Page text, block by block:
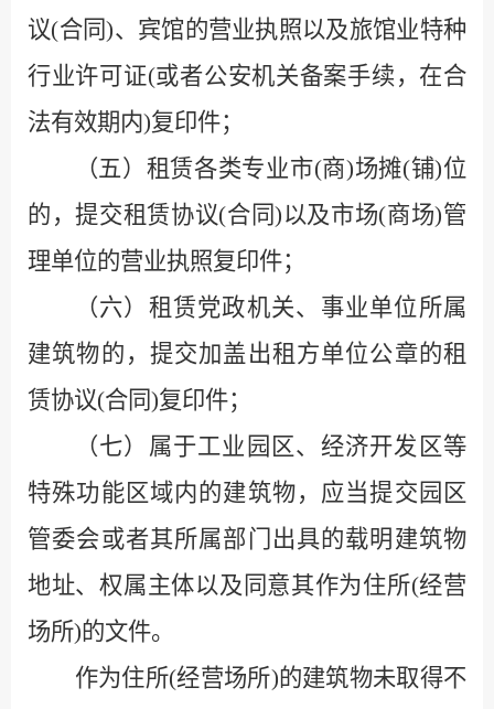
议(合同)、宾馆的营业执照以及旅馆业特种
行业许可证(或者公安机关备案手续，在合
法有效期内)复印件；
（五）租赁各类专业市(商)场摊(铺)位
的，提交租赁协议(合同)以及市场(商场)管
理单位的营业执照复印件；
（六）租赁党政机关、事业单位所属
建筑物的，提交加盖出租方单位公章的租
赁协议(合同)复印件；
（七）属于工业园区、经济开发区等
特殊功能区域内的建筑物，应当提交园区
管委会或者其所属部门出具的载明建筑物
地址、权属主体以及同意其作为住所(经营
场所)的文件。
作为住所(经营场所)的建筑物未取得不